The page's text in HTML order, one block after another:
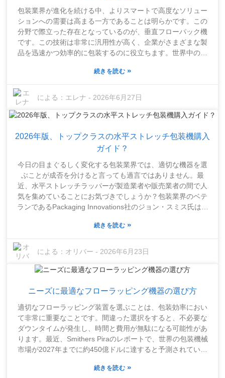
賢明です。顧客レビューや事例研究など、メーカーの実際の
パフォーマンスを把握できるあらゆる情報を調べてくださ
い。また、機械の信頼性やサポート体制について、遠慮せず
に厳しい質問をしましょう。ここで適切な選択をすること
は、ビジネスの成否を左右する重要な要素となるため、時間
をかけて徹底的に調査する価値は十分にあります。
包装業界が進化を続ける中、よりスマートで高度なソリュー
ションへの需要は高まる一方であることは明らかです。この
分野で際立った存在となっているのが、垂直フローパック機
です。この技術は非常に汎用性が高く、企業がさまざまな製
品を迅速かつ効率的に包装するのに役立ちます。世界中のメ
ヘイセンサンディアクレ、IMAなどの大手企業がこのイノベー
場全体が持続可能性とよりスマートな包装オプションへと向
かっています。購入者は、生産性を向上させるだけでなく、
廃棄物を削減できる機械を求めています。垂直フローパック
にまさに合致しています。実際に使用した人は、操作が簡単
でメンテナンスも容易だとよく言いますが、新しい技術には
適切な包装機器を選ぶ際には、信頼性がすべてです。世界中
の企業は、機械の性能だけでなく、メーカーからのサポート
体制についても考慮する必要があります。垂直フローパック
機は、購入前にじっくり検討する価値があります。他のユー
ザーのレビューを参考にすることで、より賢明な選択がで
き、生産ラインを長期にわたってスムーズかつ効率的に稼働
続きを読む »
による： エレナ - 2026年6月27日
2026年版、トップクラスの水平ストレッチ包装機購入
ガイド？
今日の目まぐるしく変化する包装業界では、適切な機器を選
ぶことが成否を分けると言っても過言ではありません。最
近、水平ストレッチラッパーが製造業者や販売業者の間で人
気を集めていることにお気づきでしょうか？包装業界のベテ
ランであるPackaging Innovations社のジョン・スミス氏はこ
を大幅に向上させ、コストを削減できます。」しかし、水平
を選べば良いというわけではありません。自社の具体的なニ
ーズ、生産速度、そして作業スペースを考慮する必要があり
ます。多くの企業は、新しい機器が既存の機器とうまく連携
ブル、時間の浪費、そして当然ながら追加費用につながる可
能性があります。高品質の水平ストレッチラッパーがワーク
フローの効率化に大きく役立つことは明らかです。難しいの
は、すべてのモデルが同じように作られているわけではない
ということです。自社の施設に最適なものを選ぶ必要があり
ます。自動化機能が必要な場所もあれば、シンプルで分かり
やすいものを好む場所もあるでしょう。適切な選択をするこ
とは非常に重要です。なぜなら、それは将来の生産性や利益
続きを読む »
による： オリバー -2026年6月23日
ニーズに最適なフローラッピング機器の選び方
適切なフローラッピング装置を選ぶことは、包装効率におい
て非常に重要なことです。間違った選択をすると、不必要な
ダウンタイムが発生し、時間と費用が無駄になる可能性があ
ります。最近、Smithers Piraのレポートで、世界の包装機械
市場が2027年までに約450億ドルに達すると予測されている
ることがいかに重要であるかを示しています。Automation
続きを読む »